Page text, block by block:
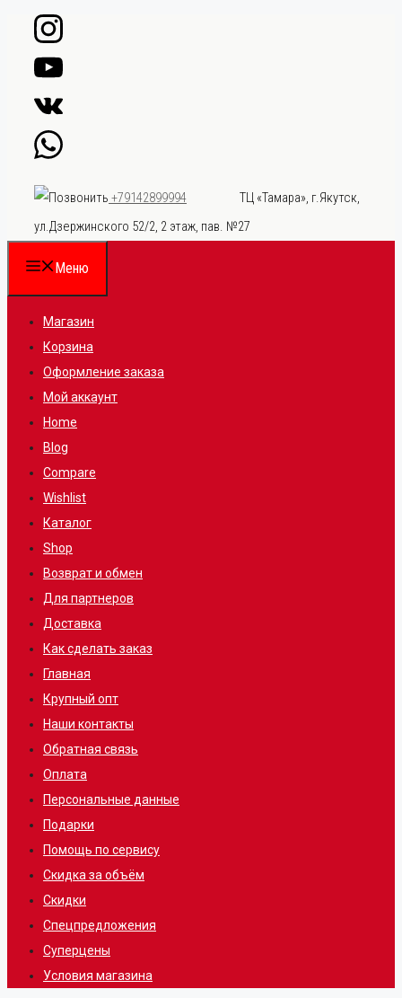
Перейти
содержимому
+79142899994
ТЦ «Тамара», г.Якутск,
ул.Дзержинского 52/2, 2 этаж, пав. №27
Меню
Магазин
Корзина
Оформление заказа
Мой аккаунт
Home
Blog
Compare
Wishlist
Каталог
Shop
Возврат и обмен
Для партнеров
Доставка
Как сделать заказ
Главная
Крупный опт
Наши контакты
Обратная связь
Оплата
Персональные данные
Подарки
Помощь по сервису
Скидка за объём
Скидки
Спецпредложения
Суперцены
Условия магазина